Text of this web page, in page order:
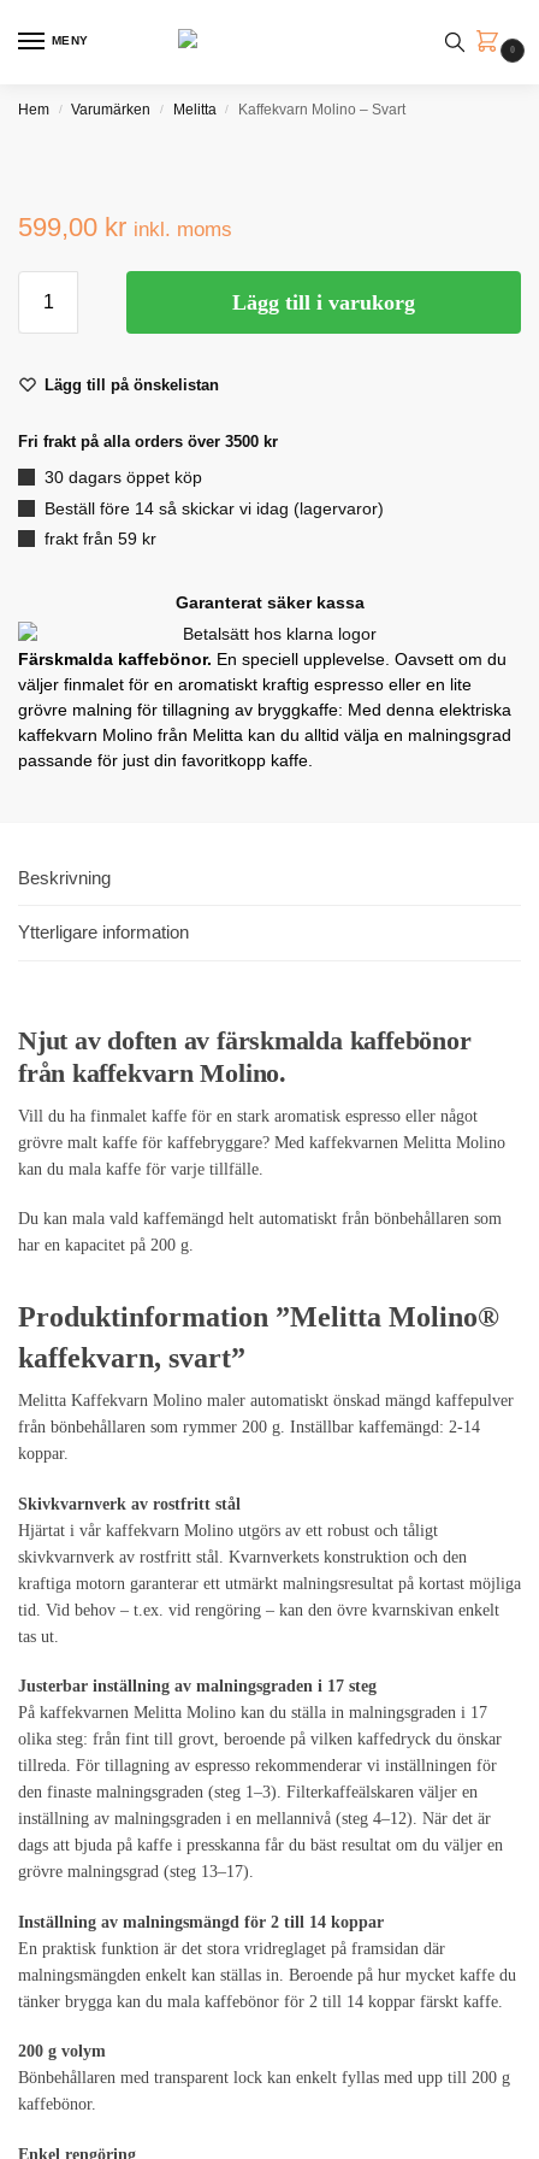
MENY
0
Hem / Varumärken / Melitta / Kaffekvarn Molino – Svart
599,00 kr inkl. moms
Lägg till i varukorg
Lägg till på önskelistan
Fri frakt på alla orders över 3500 kr
30 dagars öppet köp
Beställ före 14 så skickar vi idag (lagervaror)
frakt från 59 kr
Garanterat säker kassa
Färskmalda kaffebönor. En speciell upplevelse. Oavsett om du
väljer finmalet för en aromatiskt kraftig espresso eller en lite
grövre malning för tillagning av bryggkaffe: Med denna elektriska
kaffekvarn Molino från Melitta kan du alltid välja en malningsgrad
passande för just din favoritkopp kaffe.
Beskrivning
Ytterligare information
Njut av doften av färskmalda kaffebönor
från kaffekvarn Molino.
Vill du ha finmalet kaffe för en stark aromatisk espresso eller något
grövre malt kaffe för kaffebryggare? Med kaffekvarnen Melitta Molino
kan du mala kaffe för varje tillfälle.
Du kan mala vald kaffemängd helt automatiskt från bönbehållaren som
har en kapacitet på 200 g.
Produktinformation ”Melitta Molino®
kaffekvarn, svart”
Melitta Kaffekvarn Molino maler automatiskt önskad mängd kaffepulver
från bönbehållaren som rymmer 200 g. Inställbar kaffemängd: 2-14
koppar.
Skivkvarnverk av rostfritt stål
Hjärtat i vår kaffekvarn Molino utgörs av ett robust och tåligt
skivkvarnverk av rostfritt stål. Kvarnverkets konstruktion och den
kraftiga motorn garanterar ett utmärkt malningsresultat på kortast möjliga
tid. Vid behov – t.ex. vid rengöring – kan den övre kvarnskivan enkelt
tas ut.
Justerbar inställning av malningsgraden i 17 steg
På kaffekvarnen Melitta Molino kan du ställa in malningsgraden i 17
olika steg: från fint till grovt, beroende på vilken kaffedryck du önskar
tillreda. För tillagning av espresso rekommenderar vi inställningen för
den finaste malningsgraden (steg 1–3). Filterkaffeälskaren väljer en
inställning av malningsgraden i en mellannivå (steg 4–12). När det är
dags att bjuda på kaffe i presskanna får du bäst resultat om du väljer en
grövre malningsgrad (steg 13–17).
Inställning av malningsmängd för 2 till 14 koppar
En praktisk funktion är det stora vridreglaget på framsidan där
malningsmängden enkelt kan ställas in. Beroende på hur mycket kaffe du
tänker brygga kan du mala kaffebönor för 2 till 14 koppar färskt kaffe.
200 g volym
Bönbehållaren med transparent lock kan enkelt fyllas med upp till 200 g
kaffebönor.
Enkel rengöring